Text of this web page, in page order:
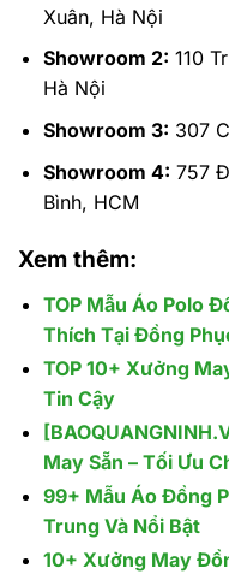
Xuân, Hà Nội
Showroom 2: 110
Hà Nội
Showroom 3: 307
Showroom 4: 757
Bình, HCM
Xem thêm:
TOP Mẫu Áo Polo
Thích Tại Đồng
TOP 10+ Xưởng
Tin Cậy
May Sẵn – Tối Ưu
99+ Mẫu Áo Đồng
Trung Và Nổi Bật
10+ Xưởng May